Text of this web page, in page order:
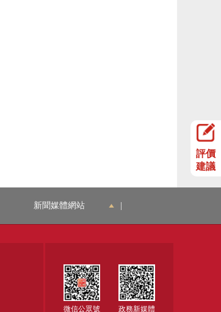
評價
建議
新聞媒體網站
微信公眾號 政務新媒體